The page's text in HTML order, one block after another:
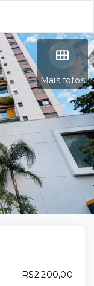
Mais fotos
R$2.200,00